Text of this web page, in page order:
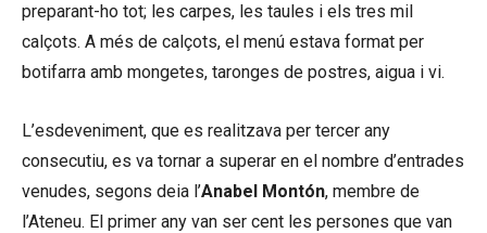
preparant-ho tot; les carpes, les taules i els tres mil
calçots. A més de calçots, el menú estava format per
botifarra amb mongetes, taronges de postres, aigua i vi.
L’esdeveniment, que es realitzava per tercer any
consecutiu, es va tornar a superar en el nombre d’entrades
venudes, segons deia l’Anabel Montón, membre de
l’Ateneu. El primer any van ser cent les persones que van